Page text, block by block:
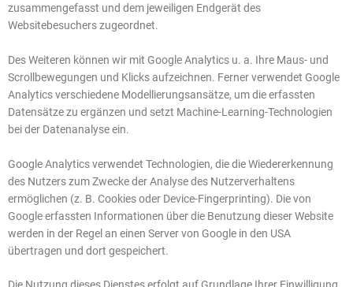
zusammengefasst und dem jeweiligen Endgerät des
Websitebesuchers zugeordnet.
Des Weiteren können wir mit Google Analytics u. a. Ihre Maus- und
Scrollbewegungen und Klicks aufzeichnen. Ferner verwendet Google
Analytics verschiedene Modellierungsansätze, um die erfassten
Datensätze zu ergänzen und setzt Machine-Learning-Technologien
bei der Datenanalyse ein.
Google Analytics verwendet Technologien, die die Wiedererkennung
des Nutzers zum Zwecke der Analyse des Nutzerverhaltens
ermöglichen (z. B. Cookies oder Device-Fingerprinting). Die von
Google erfassten Informationen über die Benutzung dieser Website
werden in der Regel an einen Server von Google in den USA
übertragen und dort gespeichert.